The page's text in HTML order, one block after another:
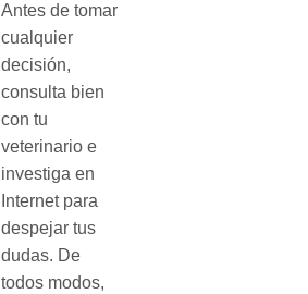
Antes de tomar
cualquier
decisión,
consulta bien
con tu
veterinario e
investiga en
Internet para
despejar tus
dudas. De
todos modos,